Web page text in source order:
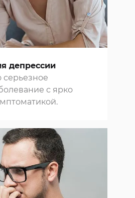
депрессии
серьезное
с ярко